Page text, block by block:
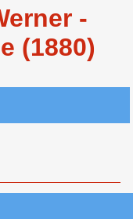
-
(1880)